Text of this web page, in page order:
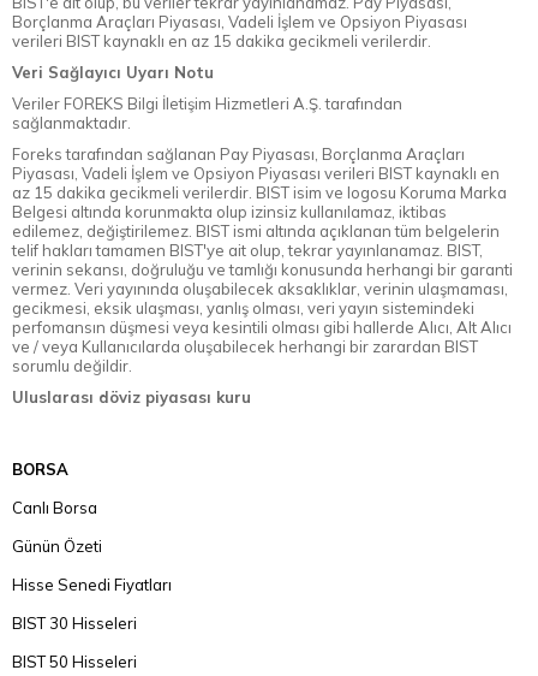
Borçlanma Araçları Piyasası, Vadeli İşlem ve Opsiyon Piyasası
verileri BIST kaynaklı en az 15 dakika gecikmeli verilerdir.
Veri Sağlayıcı Uyarı Notu
Veriler FOREKS Bilgi İletişim Hizmetleri A.Ş. tarafından
sağlanmaktadır.
Foreks tarafından sağlanan Pay Piyasası, Borçlanma Araçları
Piyasası, Vadeli İşlem ve Opsiyon Piyasası verileri BIST kaynaklı en
az 15 dakika gecikmeli verilerdir. BIST isim ve logosu Koruma Marka
Belgesi altında korunmakta olup izinsiz kullanılamaz, iktibas
edilemez, değiştirilemez. BIST ismi altında açıklanan tüm belgelerin
telif hakları tamamen BIST'ye ait olup, tekrar yayınlanamaz. BIST,
verinin sekansı, doğruluğu ve tamlığı konusunda herhangi bir garanti
vermez. Veri yayınında oluşabilecek aksaklıklar, verinin ulaşmaması,
gecikmesi, eksik ulaşması, yanlış olması, veri yayın sistemindeki
perfomansın düşmesi veya kesintili olması gibi hallerde Alıcı, Alt Alıcı
ve / veya Kullanıcılarda oluşabilecek herhangi bir zarardan BIST
sorumlu değildir.
Uluslarası döviz piyasası kuru
BORSA
Canlı Borsa
Günün Özeti
Hisse Senedi Fiyatları
BIST 30 Hisseleri
BIST 50 Hisseleri